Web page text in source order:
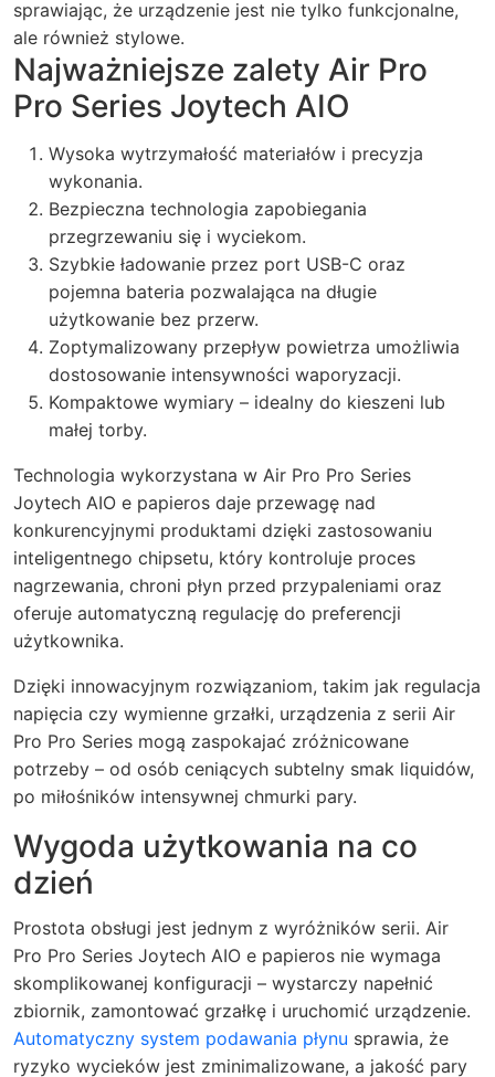
sprawiając, że urządzenie jest nie tylko funkcjonalne,
ale również stylowe.
Najważniejsze zalety Air Pro
Pro Series Joytech AIO
Wysoka wytrzymałość materiałów i precyzja
wykonania.
Bezpieczna technologia zapobiegania
przegrzewaniu się i wyciekom.
Szybkie ładowanie przez port USB-C oraz
pojemna bateria pozwalająca na długie
użytkowanie bez przerw.
Zoptymalizowany przepływ powietrza umożliwia
dostosowanie intensywności waporyzacji.
Kompaktowe wymiary – idealny do kieszeni lub
małej torby.
Technologia wykorzystana w Air Pro Pro Series
Joytech AIO e papieros daje przewagę nad
konkurencyjnymi produktami dzięki zastosowaniu
inteligentnego chipsetu, który kontroluje proces
nagrzewania, chroni płyn przed przypaleniami oraz
oferuje automatyczną regulację do preferencji
użytkownika.
Dzięki innowacyjnym rozwiązaniom, takim jak regulacja
napięcia czy wymienne grzałki, urządzenia z serii Air
Pro Pro Series mogą zaspokajać zróżnicowane
potrzeby – od osób ceniących subtelny smak liquidów,
po miłośników intensywnej chmurki pary.
Wygoda użytkowania na co
dzień
Prostota obsługi jest jednym z wyróżników serii. Air
Pro Pro Series Joytech AIO e papieros nie wymaga
skomplikowanej konfiguracji – wystarczy napełnić
zbiornik, zamontować grzałkę i uruchomić urządzenie.
Automatyczny system podawania płynu sprawia, że
ryzyko wycieków jest zminimalizowane, a jakość pary